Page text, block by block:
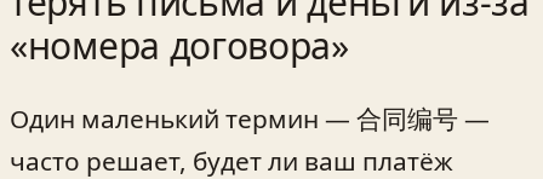
«номера договора»
Один маленький термин — 合同编号 —
часто решает, будет ли ваш платёж